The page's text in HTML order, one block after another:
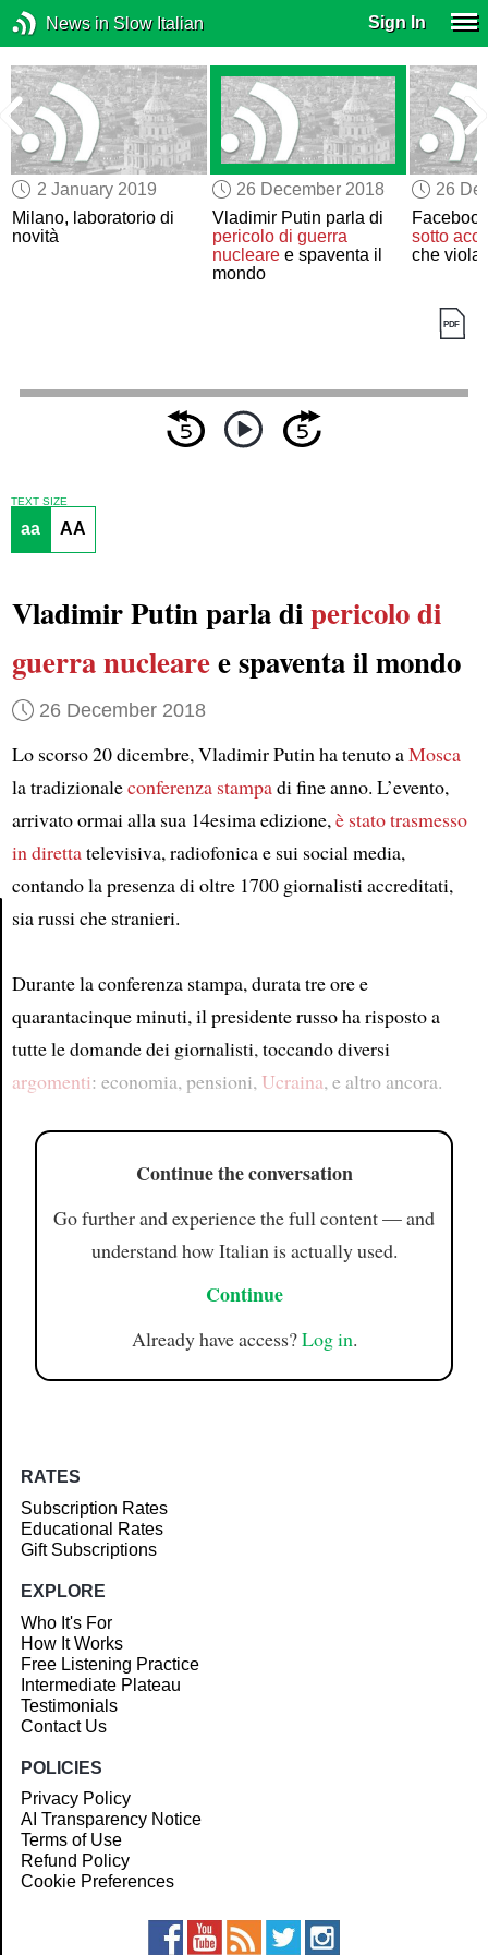
News in Slow Italian Sign In
2 January 2019
Milano, laboratorio di
novità
26 December 2018
Vladimir Putin parla di
pericolo di guerra
nuclearee spaventa il
mondo
26
sotto
che
TEXT SIZE
aa AA
Vladimir Putin parla dipericolo di
guerra nuclearee spaventa il mondo
26 December 2018
Lo scorso 20 dicembre, Vladimir Putin ha tenuto aMosca
la tradizionaleconferenza stampadi fine anno. L’evento,
arrivato ormai alla sua 14esima edizione,è stato trasmesso
in direttatelevisiva, radiofonica e sui social media,
contando la presenza di oltre 1700 giornalisti accreditati,
sia russi che stranieri.
Durante la conferenza stampa, durata tre ore e
quarantacinque minuti, il presidente russo ha risposto a
tutte le domande dei giornalisti, toccando diversi
argomenti: economia, pensioni,Ucraina, e altro ancora.
Continue the conversation
Go further and experience the full content — and
understand how Italian is actually used.
Continue
Already have access?Log in.
RATES
Subscription Rates
Educational Rates
Gift Subscriptions
EXPLORE
Who It's For
How It Works
Free Listening Practice
Intermediate Plateau
Testimonials
Contact Us
POLICIES
Privacy Policy
AI Transparency Notice
Terms of Use
Refund Policy
Cookie Preferences